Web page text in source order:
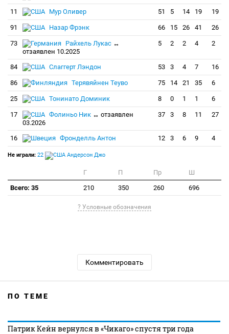
11 Мур Оливер 51 5 14 19 19
91 Назар Фрэнк 66 15 26 41 26
73 Райхель Лукас ↔
отзаявлен 10.2025
5 2 2 4 2
84 Слаггерт Лэндон 53 3 4 7 16
86 Терявяйнен Теуво 75 14 21 35 6
25 Тонинато Доминик 8 0 1 1 6
17 Фолиньо Ник ↔ отзаявлен
03.2026
37 3 8 11 27
16 Фронделль Антон 12 3 6 9 4
Не играли: 22 Андерсон Джо
Г П Пр
Ш
Всего: 35
210 350 260 696
? Условные обозначения
Комментировать
ПО ТЕМЕ
Патрик Кейн вернулся в «Чикаго» спустя три года